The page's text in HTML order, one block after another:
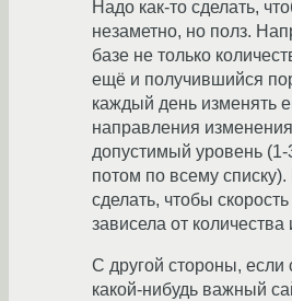
Надо как-то сделать,
незаметно, но полз.
базе не только
ещё и получившийся
каждый день изменять
направления
допустимый уровень (1-
потом по всему
сделать, чтобы
зависела от количества
С другой стороны, если
какой-нибудь важный